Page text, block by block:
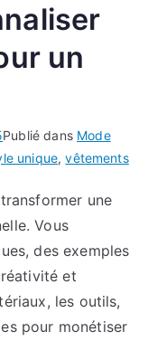
un
Publié dans Mode
unique,vêtements
une
Vous
des exemples
et
les outils,
pour monétiser